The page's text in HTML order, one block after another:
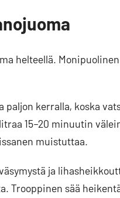
helteellä.
paljon kerralla, koska
15–20 minuutin
muistuttaa.
ja
Trooppinen sää